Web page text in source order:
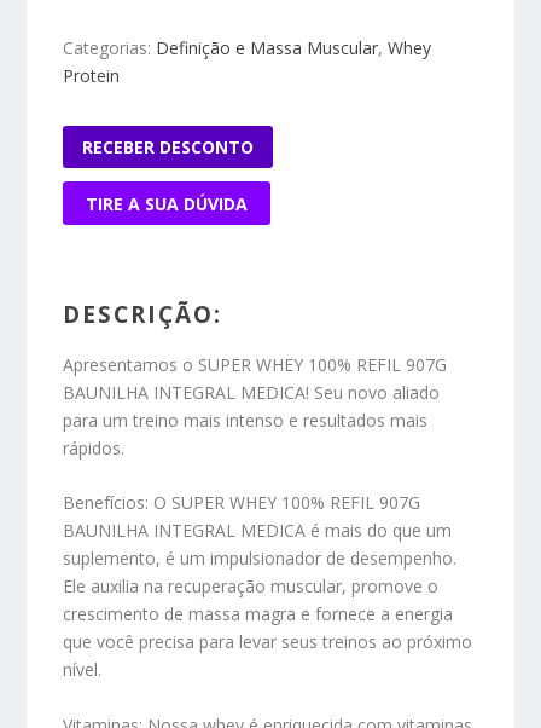
Categorias: Definição e Massa Muscular,Whey
Protein
RECEBER DESCONTO
TIRE A SUA DÚVIDA
DESCRIÇÃO:
Apresentamos o SUPER WHEY 100% REFIL 907G
BAUNILHA INTEGRAL MEDICA! Seu novo aliado
para um treino mais intenso e resultados mais
rápidos.
Benefícios: O SUPER WHEY 100% REFIL 907G
BAUNILHA INTEGRAL MEDICA é mais do que um
suplemento, é um impulsionador de desempenho.
Ele auxilia na recuperação muscular, promove o
crescimento de massa magra e fornece a energia
que você precisa para levar seus treinos ao próximo
nível.